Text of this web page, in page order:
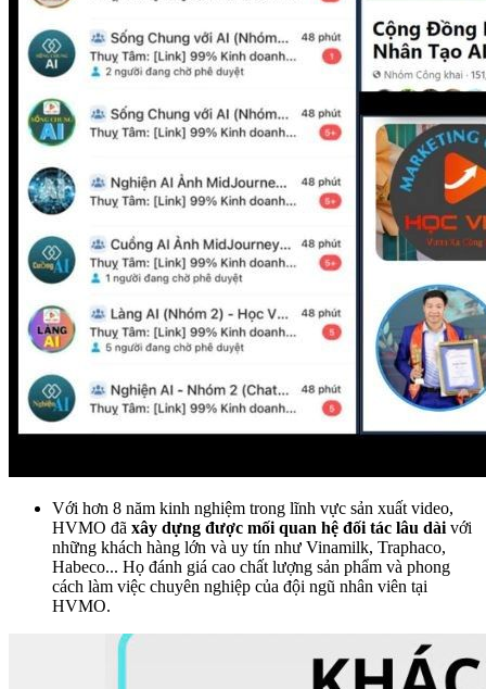
Với hơn 8 năm kinh nghiệm trong lĩnh vực sản xuất video,
HVMO đã xây dựng được mối quan hệ đối tác lâu dài với
những khách hàng lớn và uy tín như Vinamilk, Traphaco,
Habeco... Họ đánh giá cao chất lượng sản phẩm và phong
cách làm việc chuyên nghiệp của đội ngũ nhân viên tại
HVMO.